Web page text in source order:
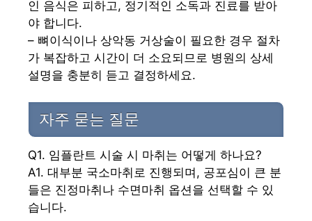
인 음식은 피하고, 정기적인 소독과 진료를 받아
야 합니다.
– 뼈이식이나 상악동 거상술이 필요한 경우 절차
가 복잡하고 시간이 더 소요되므로 병원의 상세
설명을 충분히 듣고 결정하세요.
자주 묻는 질문
Q1. 임플란트 시술 시 마취는 어떻게 하나요?
A1. 대부분 국소마취로 진행되며, 공포심이 큰 분
들은 진정마취나 수면마취 옵션을 선택할 수 있
습니다.